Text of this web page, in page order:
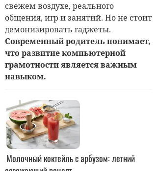
свежем воздухе, реального
общения, игр и занятий. Но не стоит
демонизировать гаджеты.
Современный родитель понимает,
что развитие компьютерной
грамотности является важным
навыком.